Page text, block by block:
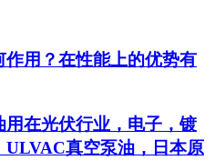
作用？在性能上的优势有
在光伏行业，电子，镀
ULVAC真空泵油，日本原